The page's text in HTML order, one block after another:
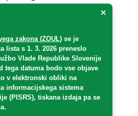
×
zakona (ZOUL) se je
lista s 1. 3. 2026 preneslo
Vlade Republike Slovenije
tega datuma bodo vse objave
v elektronski obliki na
informacijskega sistema
(PISRS), tiskana izdaja pa se
javnega
osebnih